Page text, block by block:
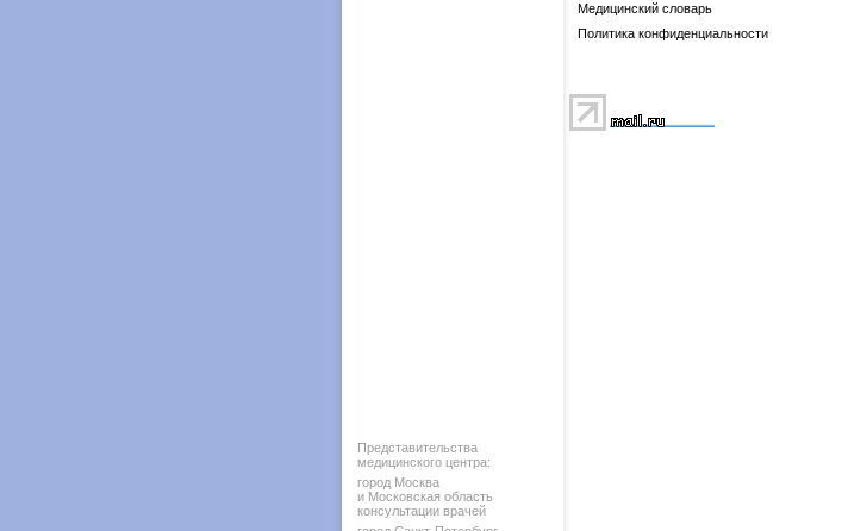
Представительства
медицинского центра:
город Москва
и Московская область
консультации врачей
Медицинский словарь
Политика конфиденциальности